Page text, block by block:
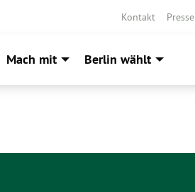
Kontakt Presse
Mach mit Berlin wählt